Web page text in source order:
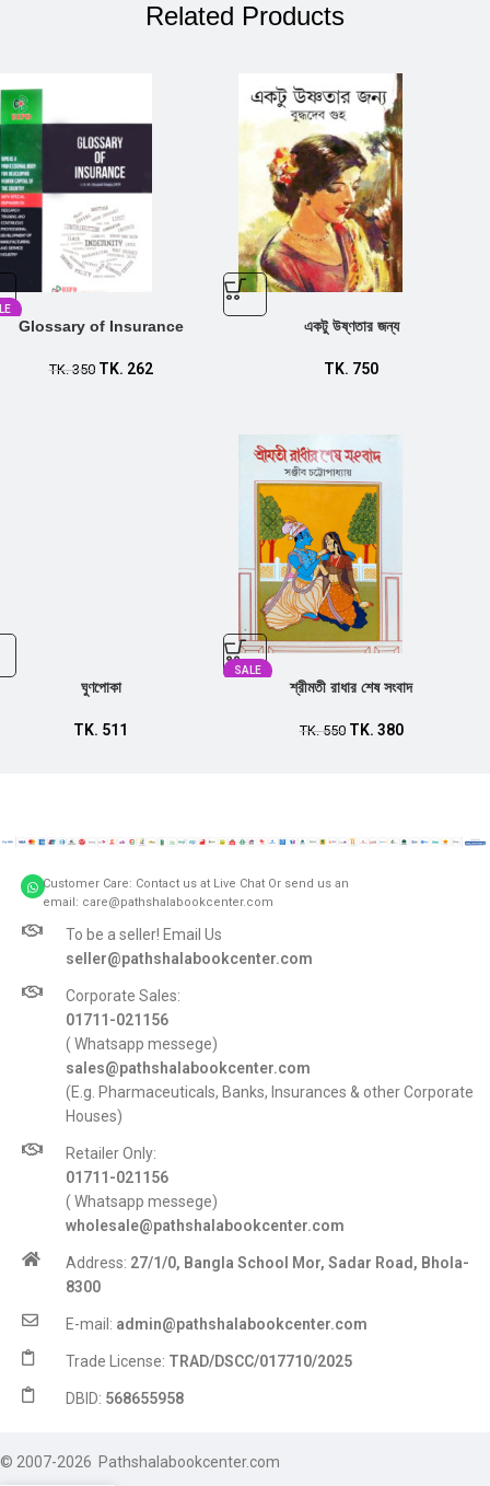
Related Products
Glossary of Insurance
TK.350 TK. 262
একটু উষ্ণতার জন্য
TK. 750
ঘুণপোকা
TK. 511
SALE
শ্রীমতী রাধার শেষ সংবাদ
TK.550 TK. 380
Customer Care: Contact us at Live Chat Or send us an
email: care@pathshalabookcenter.com
To be a seller! Email Us
seller@pathshalabookcenter.com
Corporate Sales:
01711-021156
( Whatsapp messege)
sales@pathshalabookcenter.com
(E.g. Pharmaceuticals, Banks, Insurances & other Corporate
Houses)
Retailer Only:
01711-021156
( Whatsapp messege)
wholesale@pathshalabookcenter.com
Address: 27/1/0, Bangla School Mor, Sadar Road, Bhola-
8300
E-mail: admin@pathshalabookcenter.com
Trade License: TRAD/DSCC/017710/2025
DBID: 568655958
© 2007-2026 Pathshalabookcenter.com